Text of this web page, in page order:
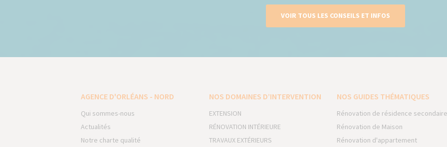
VOIR TOUS LES CONSEILS ET INFOS
AGENCE D'ORLÉANS - NORD
Qui sommes-nous
Actualités
Notre charte qualité
NOS DOMAINES D’INTERVENTION
EXTENSION
RÉNOVATION INTÉRIEURE
TRAVAUX EXTÉRIEURS
NOS GUIDES THÉMATIQUES
Rénovation de résidence secondaire
Rénovation de Maison
Rénovation d'appartement